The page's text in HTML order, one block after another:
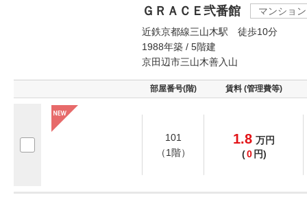
ＧＲＡＣＥ弐番館
マンション
近鉄京都線三山木駅 徒歩10分
1988年築 / 5階建
京田辺市三山木善入山
部屋番号(階) 賃料 (管理費等)
101
（1階）
1.8 万円
(0 円)